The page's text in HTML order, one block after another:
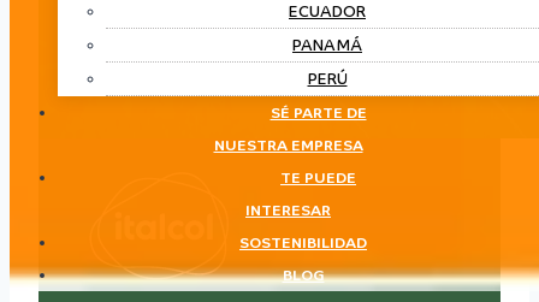
ECUADOR
PANAMÁ
PERÚ
SÉ PARTE DE
NUESTRA EMPRESA
TE PUEDE
INTERESAR
SOSTENIBILIDAD
BLOG